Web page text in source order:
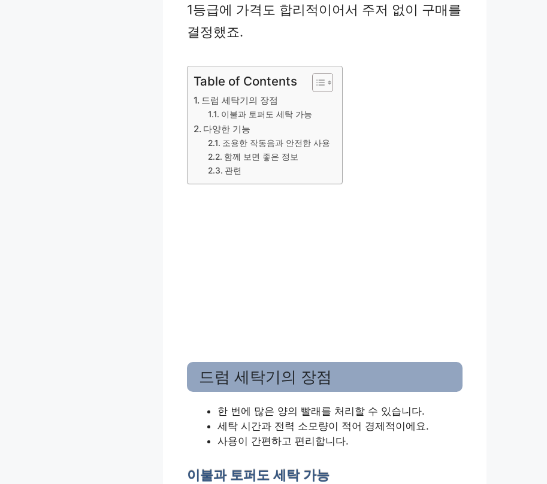
1등급에 가격도 합리적이어서 주저 없이 구매를
결정했죠.
Table of Contents
드럼 세탁기의 장점
이불과 토퍼도 세탁 가능
다양한 기능
조용한 작동음과 안전한 사용
함께 보면 좋은 정보
관련
드럼 세탁기의 장점
한 번에 많은 양의 빨래를 처리할 수 있습니다.
세탁 시간과 전력 소모량이 적어 경제적이에요.
사용이 간편하고 편리합니다.
이불과 토퍼도 세탁 가능